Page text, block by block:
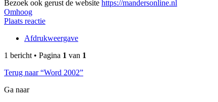
Bezoek ook gerust de website https://mandersonline.nl
Omhoog
Plaats reactie
Afdrukweergave
1 bericht • Pagina 1 van 1
Terug naar “Word 2002”
Ga naar